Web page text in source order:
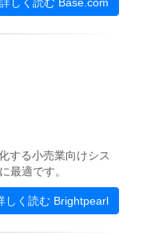
する小売業向けシス
最適です。
しく読む Brightpearl